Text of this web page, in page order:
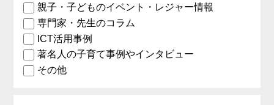
親子・子どものイベント・レジャー情報
専門家・先生のコラム
ICT活用事例
著名人の子育て事例やインタビュー
その他